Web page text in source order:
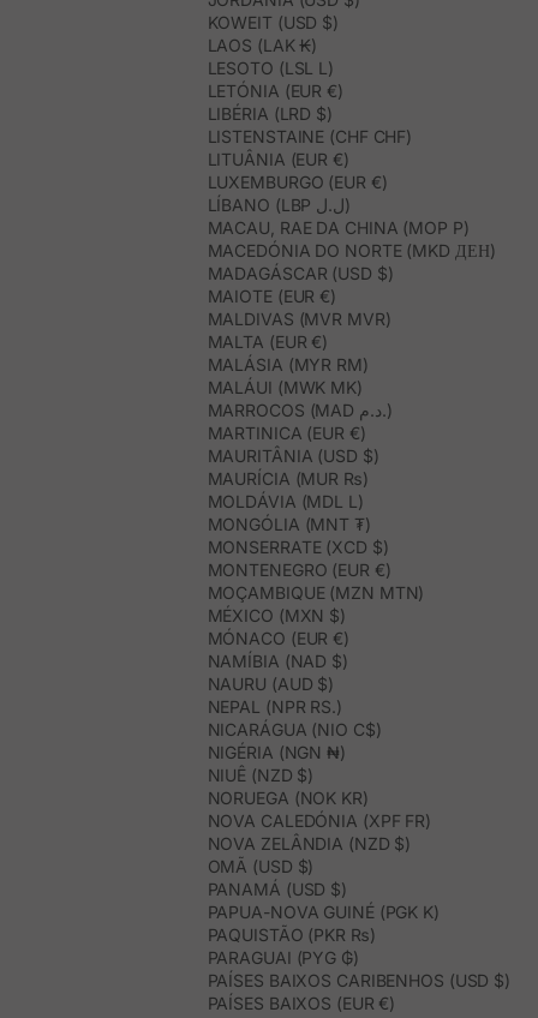
KOWEIT (USD $)
LAOS (LAK ₭)
LESOTO (LSL L)
LETÓNIA (EUR €)
LIBÉRIA (LRD $)
LISTENSTAINE (CHF CHF)
LITUÂNIA (EUR €)
LUXEMBURGO (EUR €)
LÍBANO (LBP ل.ل)
MACAU, RAE DA CHINA (MOP P)
MACEDÓNIA DO NORTE (MKD ДЕН)
MADAGÁSCAR (USD $)
MAIOTE (EUR €)
MALDIVAS (MVR MVR)
MALTA (EUR €)
MALÁSIA (MYR RM)
MALÁUI (MWK MK)
MARROCOS (MAD د.م.)
MARTINICA (EUR €)
MAURITÂNIA (USD $)
MAURÍCIA (MUR ₨)
MOLDÁVIA (MDL L)
MONGÓLIA (MNT ₮)
MONSERRATE (XCD $)
MONTENEGRO (EUR €)
MOÇAMBIQUE (MZN MTN)
MÉXICO (MXN $)
MÓNACO (EUR €)
NAMÍBIA (NAD $)
NAURU (AUD $)
NEPAL (NPR RS.)
NICARÁGUA (NIO C$)
NIGÉRIA (NGN ₦)
NIUÊ (NZD $)
NORUEGA (NOK KR)
NOVA CALEDÓNIA (XPF FR)
NOVA ZELÂNDIA (NZD $)
OMÃ (USD $)
PANAMÁ (USD $)
PAPUA-NOVA GUINÉ (PGK K)
PAQUISTÃO (PKR ₨)
PARAGUAI (PYG ₲)
PAÍSES BAIXOS CARIBENHOS (USD $)
PAÍSES BAIXOS (EUR €)